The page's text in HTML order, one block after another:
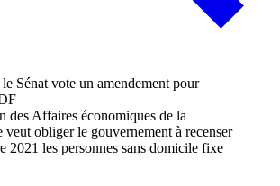
des Affaires économiques de la
veut obliger le gouvernement à recenser
2021 les personnes sans domicile fixe